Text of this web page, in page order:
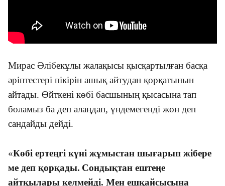
Мирас Әлібекұлы жалақысы қысқартылған басқа
әріптестері пікірін ашық айтудан қорқатынын
айтады. Өйткені көбі басшының қысасына тап
боламыз ба деп алаңдап, үндемегенді жөн деп
сандайды дейді.
«Көбі ертеңгі күні жұмыстан шығарып жібере
ме деп қорқады. Сондықтан ештеңе
айтқылары келмейді. Мен ешқайсысына